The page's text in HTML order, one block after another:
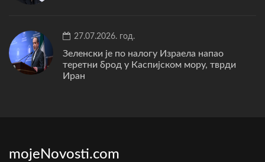
27.07.2026. год.
Зеленски је по налогу Израела напао
теретни брод у Каспијском мору, тврди
Иран
mojeNovosti.com